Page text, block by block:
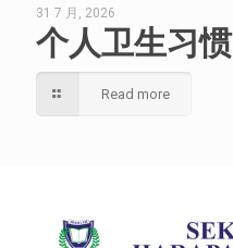
31 7 月, 2026
个人卫生习惯
Read more